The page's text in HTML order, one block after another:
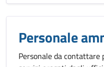
Personale
Personale da